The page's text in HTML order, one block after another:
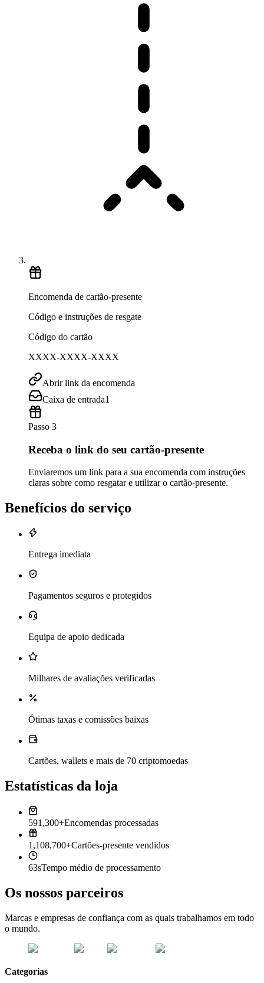
Encomenda de cartão-presente
Código e instruções de resgate
Código do cartão
XXXX-XXXX-XXXX
Abrir link da encomenda
Caixa de entrada1
Passo 3
Receba o link do seu cartão-presente
Enviaremos um link para a sua encomenda com instruções
claras sobre como resgatar e utilizar o cartão-presente.
Benefícios do serviço
Entrega imediata
Pagamentos seguros e protegidos
Equipa de apoio dedicada
Milhares de avaliações verificadas
Ótimas taxas e comissões baixas
Cartões, wallets e mais de 70 criptomoedas
Estatísticas da loja
591,300+Encomendas processadas
1,108,700+Cartões-presente vendidos
63sTempo médio de processamento
Os nossos parceiros
Marcas e empresas de confiança com as quais trabalhamos em todo
o mundo.
Categorias